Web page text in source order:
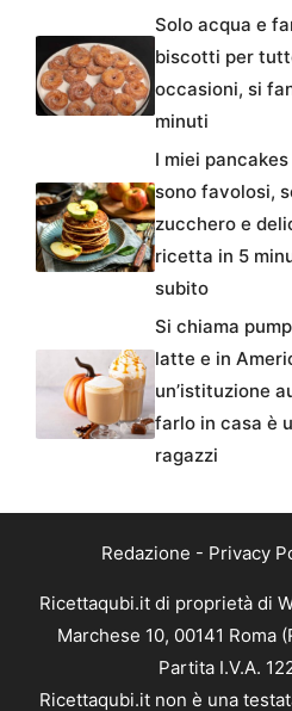
Solo acqua e
biscotti per
occasioni, si
minuti
I miei
sono favolosi,
zucchero e
ricetta in 5
subito
Si chiama
latte e in
un’istituzione
farlo in casa è
ragazzi
Redazione - Privacy
Ricettaqubi.it di proprietà di
Marchese 10, 00141 Roma
Partita I.V.A.
Ricettaqubi.it non è una